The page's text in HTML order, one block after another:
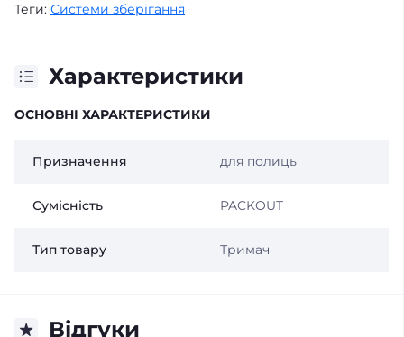
Теги: Системи зберігання
Характеристики
ОСНОВНІ ХАРАКТЕРИСТИКИ
Призначення для полиць
Сумісність PACKOUT
Тип товару Тримач
Відгуки